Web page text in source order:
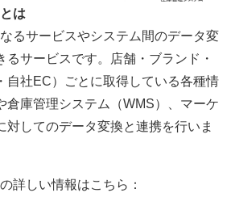
は
るサービスやシステム間のデータ変
るサービスです。店舗・ブランド・
自社EC）ごとに取得している各種情
倉庫管理システム（WMS）、マーケ
対してのデータ変換と連携を行いま
詳しい情報はこちら：